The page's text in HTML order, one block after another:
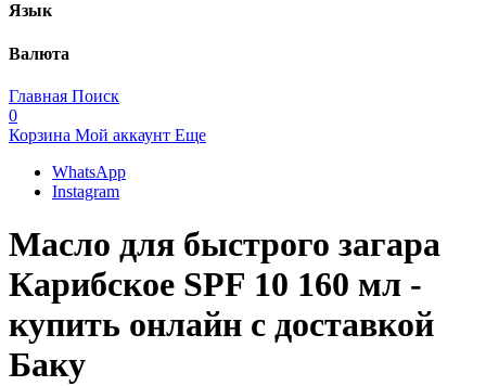
Язык
Валюта
Главная Поиск
0
Корзина Мой аккаунт Еще
WhatsApp
Instagram
Масло для быстрого загара
Карибское SPF 10 160 мл -
купить онлайн с доставкой
Баку